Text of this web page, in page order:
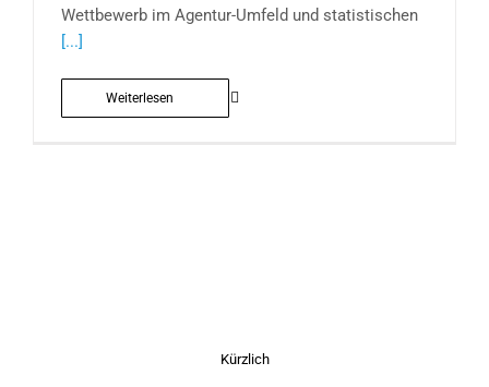
Wettbewerb im Agentur-Umfeld und statistischen
[...]
Weiterlesen
Kürzlich